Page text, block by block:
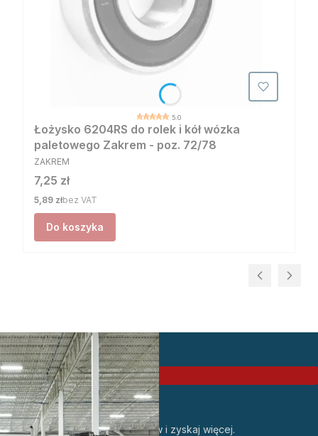
5.0
Łożysko 6204RS do rolek i kół wózka
paletowego Zakrem - poz. 72/78
PRODUCENT
ZAKREM
Cena
7,25 zł
Cena
5,89 złbez VAT
Do koszyka
PROMOCJA
Zarejestruj się w sklepie
Odbierz 3% rabatu!
Dołącz do grona naszych klientów i zyskaj więcej.